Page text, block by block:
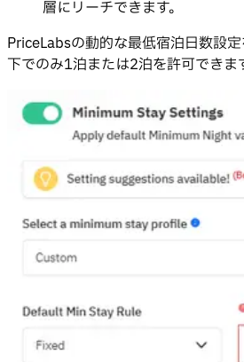
層にリーチできます。
PriceLabsの動的な最低宿泊日数設
下でのみ1泊または2泊を許可できま